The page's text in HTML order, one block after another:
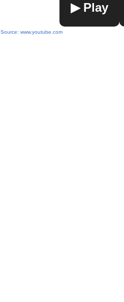
▶ Play
Source: www.youtube.com